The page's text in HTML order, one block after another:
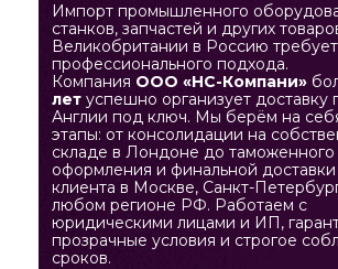
Импорт промышленного
станков, запчастей и других
Великобритании в Россию требует
профессионального подхода.
Компания ООО «НС-Компани»
летуспешно организует доставку
Англии под ключ. Мы берём на
этапы: от консолидации на
складе в Лондоне до таможенного
оформления и финальной
клиента в Москве, Санкт-
любом регионе РФ. Работаем с
юридическими лицами и ИП,
прозрачные условия и строгое
сроков.